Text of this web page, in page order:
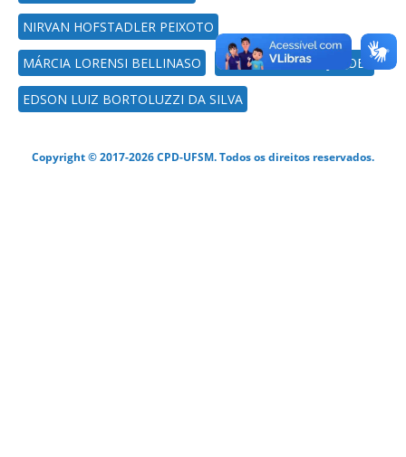
NIRVAN HOFSTADLER PEIXOTO
MÁRCIA LORENSI BELLINASO LUCIANE FLORES JACOBI
EDSON LUIZ BORTOLUZZI DA SILVA
Copyright © 2017-2026 CPD-UFSM. Todos os direitos reservados.